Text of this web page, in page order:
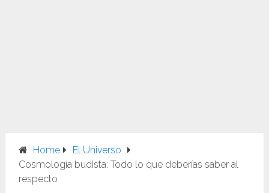
Home
El Universo
Cosmología budista: Todo lo que deberías saber al
respecto